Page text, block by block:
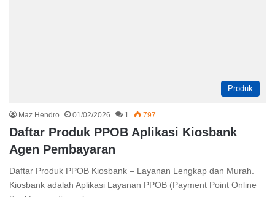
Produk
Maz Hendro 01/02/2026 1 797
Daftar Produk PPOB Aplikasi Kiosbank
Agen Pembayaran
Daftar Produk PPOB Kiosbank – Layanan Lengkap dan Murah.
Kiosbank adalah Aplikasi Layanan PPOB (Payment Point Online